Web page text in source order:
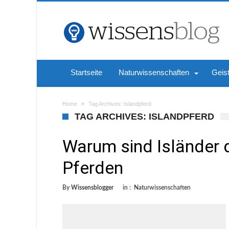
Startseite Naturwissenschaften
Home Tag Archives: Islandpferd
TAG ARCHIVES: ISLANDPFERD
Warum sind Isländer
Pferden
By Wissensblogger in : Naturwissenschaften